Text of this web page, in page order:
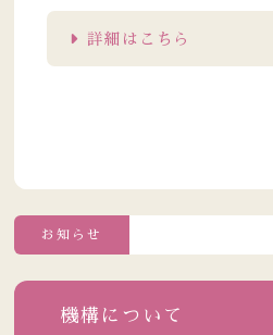
詳細はこちら
お知らせ
機構について